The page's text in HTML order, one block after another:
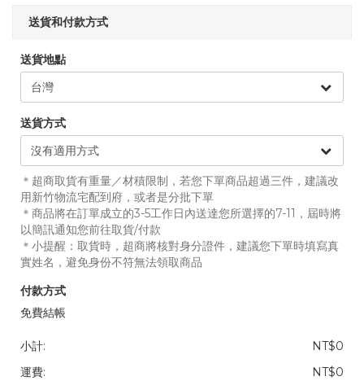
送貨和付款方式
送貨地點
送貨方式
＊超商取貨有重量／材積限制，若您下單商品超過三件，建議改
用新竹物流宅配到府，或者是分批下單
＊商品將在訂單成立的3-5工作日內送達您所選擇的7-11，屆時將
以簡訊通知您前往取貨/付款
＊小提醒：取貨時，超商將核對身分證件，建議您下單時填寫真
實姓名，避免身份不符無法領取商品
付款方式
免費結帳
小計:
NT$0
運費:
NT$0